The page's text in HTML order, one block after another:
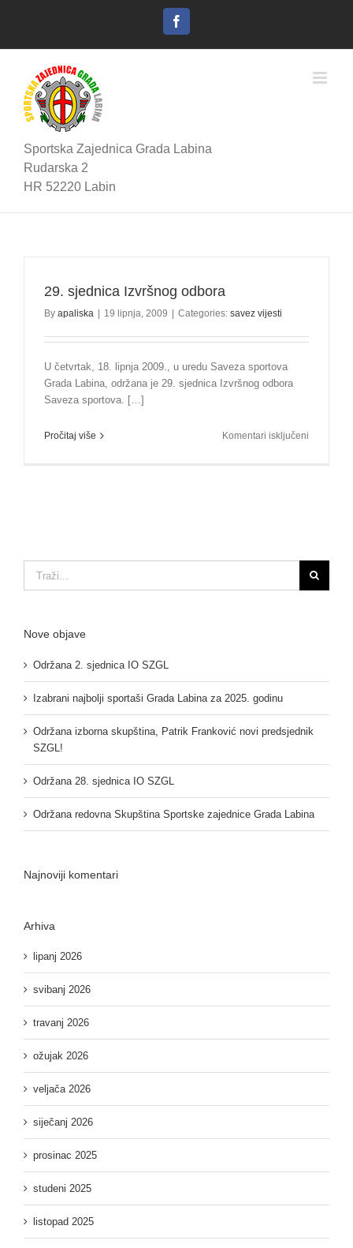
Facebook
Sportska Zajednica Grada Labina
Rudarska 2
HR 52220 Labin
29. sjednica Izvršnog odbora
By apaliska 19 lipnja, 2009 Categories: savez vijesti
U četvrtak, 18. lipnja 2009., u uredu Saveza sportova
Grada Labina, održana je 29. sjednica Izvršnog odbora
Saveza sportova. […]
Pročitaj više Komentari isključeni
Nove objave
Održana 2. sjednica IO SZGL
Izabrani najbolji sportaši Grada Labina za 2025. godinu
Održana izborna skupština, Patrik Franković novi predsjednik
SZGL!
Održana 28. sjednica IO SZGL
Održana redovna Skupština Sportske zajednice Grada Labina
Najnoviji komentari
Arhiva
lipanj 2026
svibanj 2026
travanj 2026
ožujak 2026
veljača 2026
siječanj 2026
prosinac 2025
studeni 2025
listopad 2025